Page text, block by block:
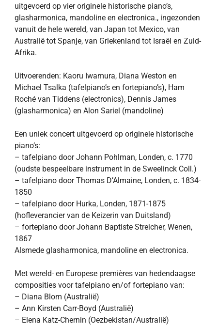
uitgevoerd op vier originele historische piano’s,
glasharmonica, mandoline en electronica., ingezonden
vanuit de hele wereld, van Japan tot Mexico, van
Australië tot Spanje, van Griekenland tot Israël en Zuid-
Afrika.
Uitvoerenden: Kaoru Iwamura, Diana Weston en
Michael Tsalka (tafelpiano’s en fortepiano’s), Ham
Roché van Tiddens (electronics), Dennis James
(glasharmonica) en Alon Sariel (mandoline)
Een uniek concert uitgevoerd op originele historische
piano’s:
– tafelpiano door Johann Pohlman, Londen, c. 1770
(oudste bespeelbare instrument in de Sweelinck Coll.)
– tafelpiano door Thomas D’Almaine, Londen, c. 1834-
1850
– tafelpiano door Hurka, Londen, 1871-1875
(hofleverancier van de Keizerin van Duitsland)
– fortepiano door Johann Baptiste Streicher, Wenen,
1867
Alsmede glasharmonica, mandoline en electronica.
Met wereld- en Europese premières van hedendaagse
composities voor tafelpiano en/of fortepiano van:
– Diana Blom (Australië)
– Ann Kirsten Carr-Boyd (Australië)
– Elena Katz-Chernin (Oezbekistan/Australië)